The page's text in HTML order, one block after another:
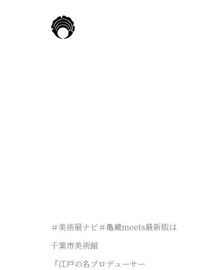
＃美術展ナビ＃亀蔵meets最新版は
千葉市美術館
『江戸の名プロデューサー